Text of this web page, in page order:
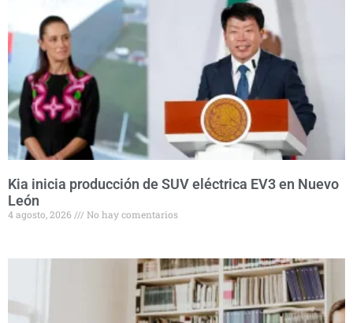
Kia inicia producción de SUV eléctrica EV3 en Nuevo
León
4 agosto, 2026 No hay comentarios